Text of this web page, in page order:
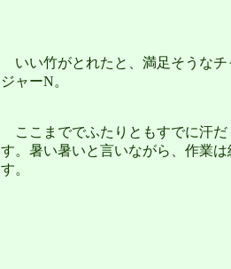
いい竹がとれたと、満足そうなチ
ジャーN。
ここまででふたりともすでに汗だ
す。暑い暑いと言いながら、作業は
す。